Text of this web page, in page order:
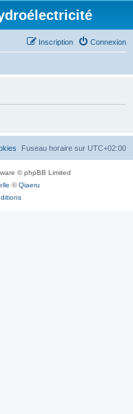
Connexion
Inscription
Fuseau horaire sur UTC+02:00
© phpBB Limited
©Qiaeru